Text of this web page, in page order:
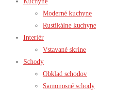
Moderné kuchyne
Rustikálne kuchyne
Interiér
Vstavané skrine
Schody
Obklad schodov
Samonosné schody